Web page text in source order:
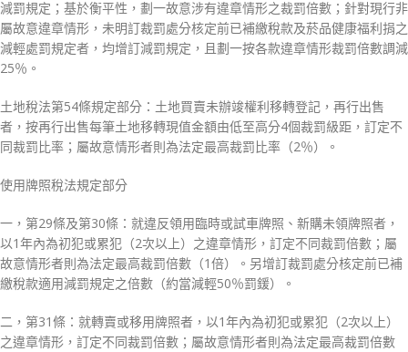
減罰規定；基於衡平性，劃一故意涉有違章情形之裁罰倍數；針對現行非
屬故意違章情形，未明訂裁罰處分核定前已補繳稅款及菸品健康福利捐之
減輕處罰規定者，均增訂減罰規定，且劃一按各款違章情形裁罰倍數調減
25％。
土地稅法第54條規定部分：土地買賣未辦竣權利移轉登記，再行出售
者，按再行出售每筆土地移轉現值金額由低至高分4個裁罰級距，訂定不
同裁罰比率；屬故意情形者則為法定最高裁罰比率（2％）。
使用牌照稅法規定部分
一，第29條及第30條：就違反領用臨時或試車牌照、新購未領牌照者，
以1年內為初犯或累犯（2次以上）之違章情形，訂定不同裁罰倍數；屬
故意情形者則為法定最高裁罰倍數（1倍）。另增訂裁罰處分核定前已補
繳稅款適用減罰規定之倍數（約當減輕50％罰鍰）。
二，第31條：就轉賣或移用牌照者，以1年內為初犯或累犯（2次以上）
之違章情形，訂定不同裁罰倍數；屬故意情形者則為法定最高裁罰倍數